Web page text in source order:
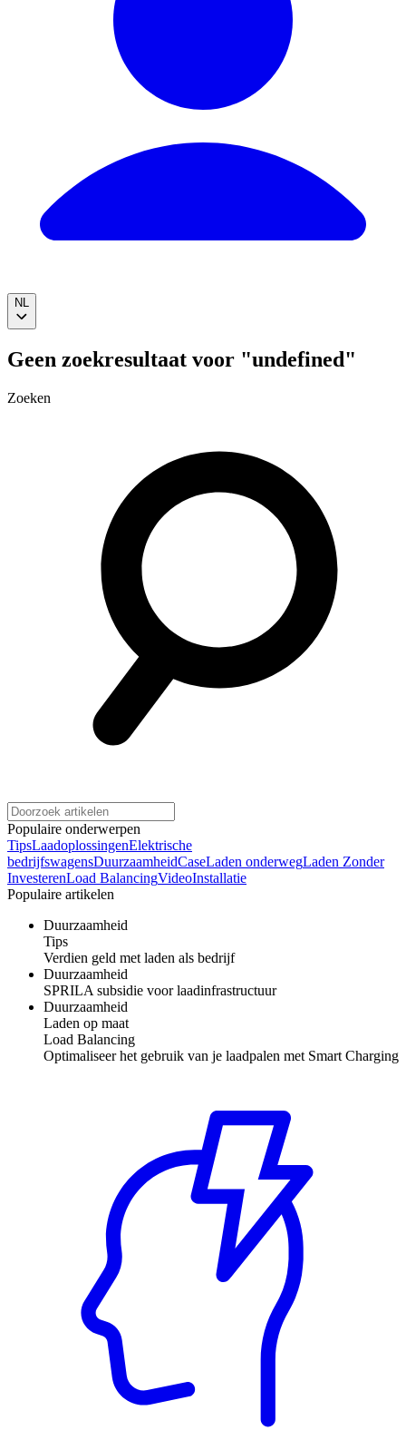
NL
Geen zoekresultaat voor "undefined"
Zoeken
Populaire onderwerpen
TipsLaadoplossingenElektrische
bedrijfswagensDuurzaamheidCaseLaden onderwegLaden Zonder
InvesterenLoad BalancingVideoInstallatie
Populaire artikelen
Duurzaamheid
Tips
Verdien geld met laden als bedrijf
Duurzaamheid
SPRILA subsidie voor laadinfrastructuur
Duurzaamheid
Laden op maat
Load Balancing
Optimaliseer het gebruik van je laadpalen met Smart Charging